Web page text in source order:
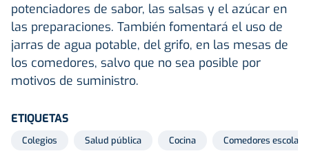
potenciadores de sabor, las salsas y el azúcar en
las preparaciones. También fomentará el uso de
jarras de agua potable, del grifo, en las mesas de
los comedores, salvo que no sea posible por
motivos de suministro.
ETIQUETAS
Colegios Salud pública Cocina Comedores